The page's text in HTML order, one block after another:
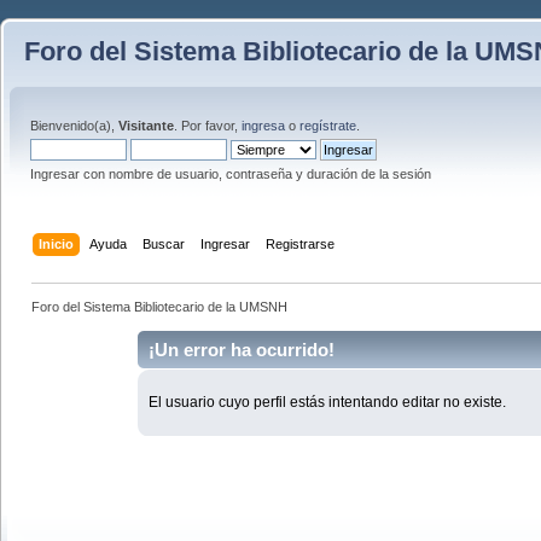
Foro del Sistema Bibliotecario de la
Bienvenido(a), Visitante . Por favor, ingresa o regístrate
Ingresar con nombre de usuario, contraseña y duración de la sesión
Inicio Ayuda Buscar Ingresar Registrarse
Foro del Sistema Bibliotecario de la UMSNH
¡Un error ha ocurrido!
El usuario cuyo perfil estás intentando editar no existe.